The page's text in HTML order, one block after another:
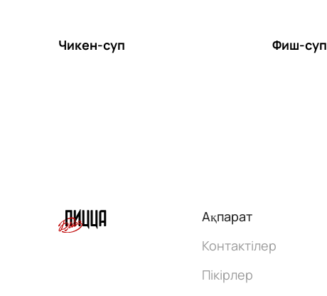
Чикен-суп Фиш-суп
Ақпарат
Контактілер
Пікірлер